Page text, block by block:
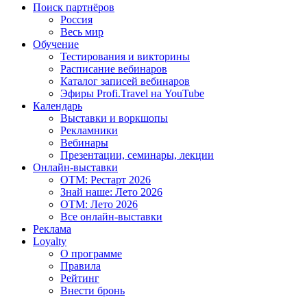
Поиск партнёров
Россия
Весь мир
Обучение
Тестирования и викторины
Расписание вебинаров
Каталог записей вебинаров
Эфиры Profi.Travel на YouTube
Календарь
Выставки и воркшопы
Рекламники
Вебинары
Презентации, семинары, лекции
Онлайн-выставки
OTM: Рестарт 2026
Знай наше: Лето 2026
OTM: Лето 2026
Все онлайн-выставки
Реклама
Loyalty
О программе
Правила
Рейтинг
Внести бронь